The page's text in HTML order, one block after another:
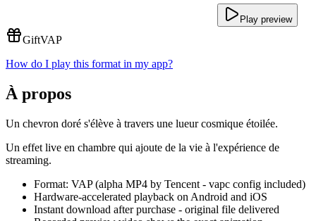
Play preview
GiftVAP
How do I play this format in my app?
À propos
Un chevron doré s'élève à travers une lueur cosmique étoilée.
Un effet live en chambre qui ajoute de la vie à l'expérience de
streaming.
Format: VAP (alpha MP4 by Tencent - vapc config included)
Hardware-accelerated playback on Android and iOS
Instant download after purchase - original file delivered